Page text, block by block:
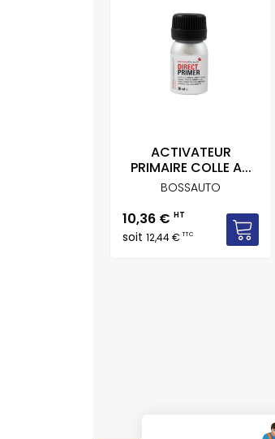
ACTIVATEUR
PRIMAIRE COLLE A...
BOSSAUTO
Prix
10,36 € HT
soit 12,44 €TTC